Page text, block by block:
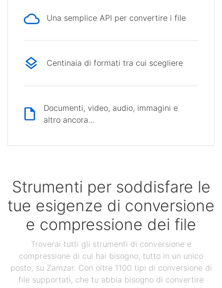
Una semplice API per convertire i file
Centinaia di formati tra cui scegliere
Documenti, video, audio, immagini e
altro ancora...
Strumenti per soddisfare le
tue esigenze di conversione
e compressione dei file
Troverai tutti gli strumenti di conversione e
compressione di cui hai bisogno, tutto in un unico
posto, su Zamzar. Con oltre 1100 tipi di conversione di
file supportati, che tu abbia bisogno di convertire